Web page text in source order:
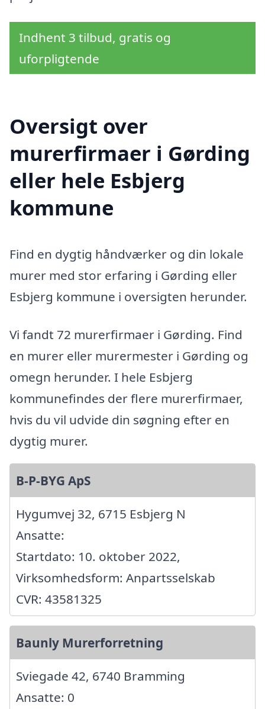
Indhent 3 tilbud, gratis og
uforpligtende
Oversigt over
murerfirmaer i Gørding
eller hele Esbjerg
kommune
Find en dygtig håndværker og din lokale
murer med stor erfaring i Gørding eller
Esbjerg kommune i oversigten herunder.
Vi fandt 72 murerfirmaer i Gørding. Find
en murer eller murermester i Gørding og
omegn herunder. I hele Esbjerg
kommunefindes der flere murerfirmaer,
hvis du vil udvide din søgning efter en
dygtig murer.
B-P-BYG ApS
Hygumvej 32, 6715 Esbjerg N
Ansatte:
Startdato: 10. oktober 2022,
Virksomhedsform: Anpartsselskab
CVR: 43581325
Baunly Murerforretning
Sviegade 42, 6740 Bramming
Ansatte: 0